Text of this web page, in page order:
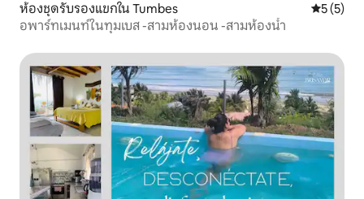
ห้องชุดรับรองแขกใน Tumbes คะแนนเฉ
5 (5)
อพาร์ทเมนท์ในทุมเบส -สามห้องนอน -สามห้องน้ำ